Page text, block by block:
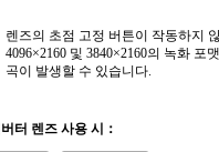
렌즈의 초점 고정 버튼이 작동하지
4096×2160 및 3840×2160의 녹화
곡이 발생할 수 있습니다.
터 렌즈 사용 시：